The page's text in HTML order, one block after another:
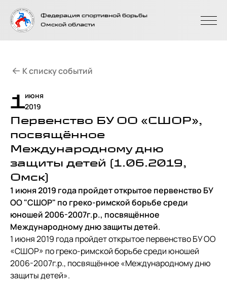
На главную
страницу
Федерация спортивной борьбы
Омской области
1июня
2019
Первенство БУ ОО «СШОР»,
посвящённое
Международному дню
защиты детей (1.06.2019,
Омск)
1 июня 2019 года пройдет открытое первенство БУ
ОО "СШОР" по греко-римской борьбе среди
юношей 2006-2007г.р., посвящённое
Международному дню защиты детей.
1 июня 2019 года пройдет открытое первенство БУ ОО
«СШОР» по греко-римской борьбе среди юношей
2006-2007г.р., посвящённое «Международному дню
защиты детей».
К списку событий